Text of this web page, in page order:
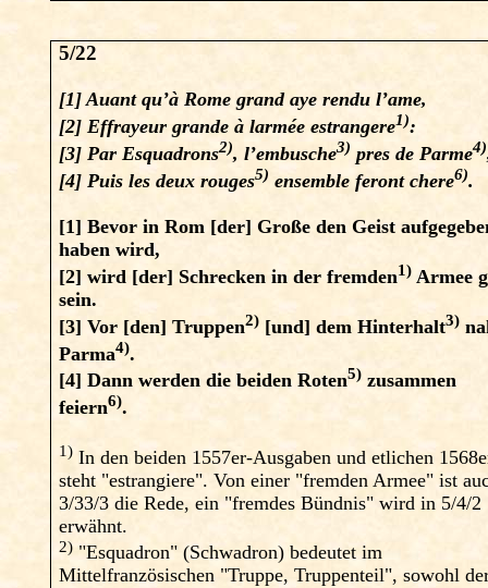
5/22
[1] Auant qu’à Rome grand aye rendu l’ame,
[2] Effrayeur grande à larmée estrangere1):
[3] Par Esquadrons2), l’embusche3) pres de Parme4)
[4] Puis les deux rouges5) ensemble feront chere6).
[1]Bevor in Rom [der] Große den Geist
haben wird,
[2]wird [der] Schrecken in der fremden1) Armee
sein.
[3]Vor [den] Truppen2) [und] dem Hinterhalt3)
Parma4).
[4]Dann werden die beiden Roten5) zusammen
feiern6).
1) In den beiden 1557er-Ausgaben und etlichen
steht "estrangiere". Von einer "fremden Armee" ist
3/33/3 die Rede, ein "fremdes Bündnis" wird in 5/4/2
erwähnt.
2) "Esquadron" (Schwadron) bedeutet im
Mittelfranzösischen "Truppe, Truppenteil", sowohl